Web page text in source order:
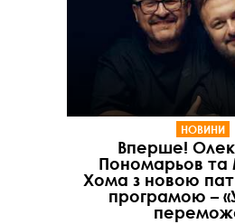
НОВИНИ
Вперше!
Пономарьов та
Хома з новою
програмою –